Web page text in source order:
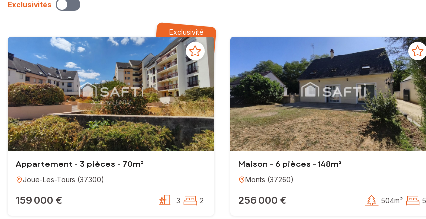
Safti, réseau immobilier leader, profitez de sa renommée, de sa notoriété et de sa puissance de communication.
mon engagement et ma détermination à votre service
N’attendez plus, contactez-moi ! Je serai ravi de vous accompagner et de concrétiser votre projet !
Johnny Lentz
Votre conseiller immobilier indépendant SAFTI,
La vie vous réussit !
EI - Agent commercial - 941 116 790 RSAC TOURS
Exclusivités
Exclusivité
Appartement - 3 pièces - 70m²
Joue-Les-Tours (37300)
159 000 € 3 2
Maison - 6 pièces - 148m²
Monts (37260)
256 000 € 504m² 5